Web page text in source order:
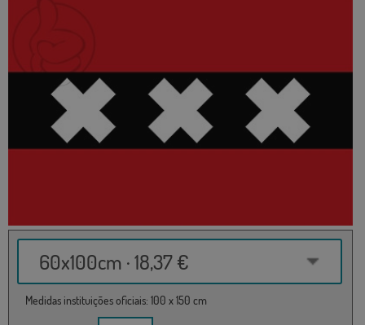
60x100cm · 18,37 €
Medidas instituições oficiais: 100 x 150 cm